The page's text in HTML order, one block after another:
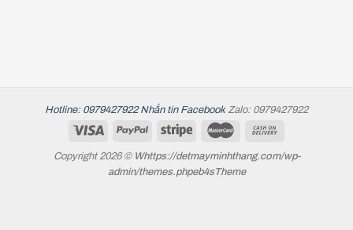
Hotline: 0979427922 Nhắn tin Facebook Zalo: 0979427922
Copyright 2026 © Whttps://detmayminhthang.com/wp-
admin/themes.phpeb4sTheme